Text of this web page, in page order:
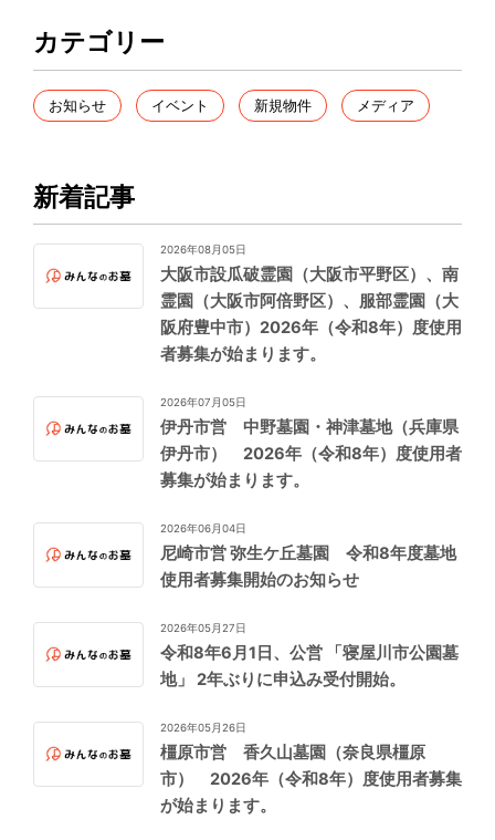
カテゴリー
お知らせ イベント 新規物件 メディア
新着記事
2026年08月05日
大阪市設瓜破霊園（大阪市平野区）、南
霊園（大阪市阿倍野区）、服部霊園（大
阪府豊中市）2026年（令和8年）度使用
者募集が始まります。
2026年07月05日
伊丹市営 中野墓園・神津墓地（兵庫県
伊丹市） 2026年（令和8年）度使用者
募集が始まります。
2026年06月04日
尼崎市営 弥生ケ丘墓園 令和8年度墓地
使用者募集開始のお知らせ
2026年05月27日
令和8年6月1日、公営 「寝屋川市公園墓
地」 2年ぶりに申込み受付開始。
2026年05月26日
橿原市営 香久山墓園（奈良県橿原
市） 2026年（令和8年）度使用者募集
が始まります。